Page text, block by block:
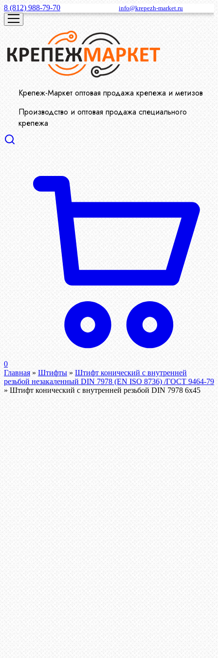
8 (812) 988-79-70 info@krepezh-market.ru
Крепеж-Маркет оптовая продажа крепежа и метизов
Производство и оптовая продажа специального
крепежа
0
Главная » Штифты » Штифт конический с внутренней
резьбой незакаленный DIN 7978 (EN ISO 8736) /ГОСТ 9464-79
» Штифт конический с внутренней резьбой DIN 7978 6х45